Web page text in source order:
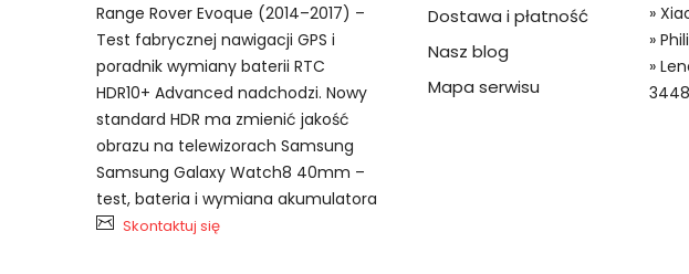
Dzięki ochronie kupujących w systemie PayPal
przedmiot do Ciebie nie dotrze lub będzie się
Model urządzenia
Numer produktu baterii
Vivo BL-C05 bateria, BL-C05 Baterie do Smartfonów i
Range Rover Evoque (2014–2017) –
Test fabrycznej nawigacji GPS i
poradnik wymiany baterii RTC
HDR10+ Advanced nadchodzi. Nowy
standard HDR ma zmienić jakość
obrazu na telewizorach Samsung
Samsung Galaxy Watch8 40mm –
test, bateria i wymiana akumulatora
Skontaktuj się
Dostawa i płatność
Nasz blog
Mapa serwisu
»
»
»